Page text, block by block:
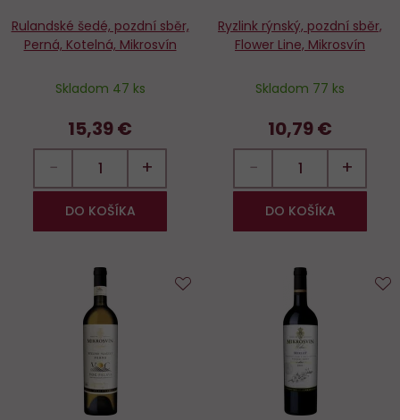
Rulandské šedé, pozdní sběr,
Perná, Kotelná, Mikrosvín
Skladom 47 ks
15,39 €
− +
DO KOŠÍKA
Ryzlink rýnský, pozdní sběr,
Flower Line, Mikrosvín
Skladom 77 ks
10,79 €
− +
DO KOŠÍKA